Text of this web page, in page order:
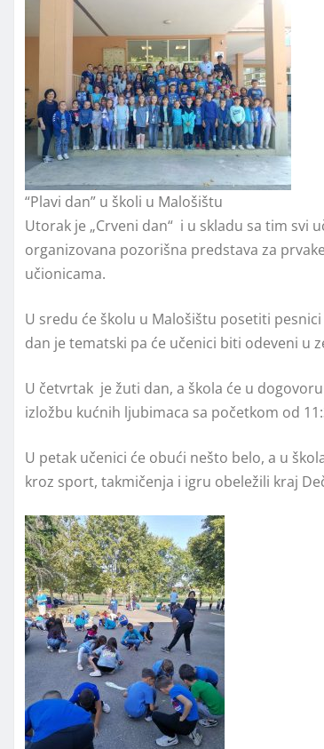
“Plavi dan” u školi u Malošištu
Utorak je „Crveni dan“ i u skladu sa tim svi
organizovana pozorišna predstava za
učionicama.
U sredu će školu u Malošištu posetiti
dan je tematski pa će učenici biti odeveni u
U četvrtak je žuti dan, a škola će u
izložbu kućnih ljubimaca sa početkom od
U petak učenici će obući nešto belo, a u
kroz sport, takmičenja i igru obeležili kraj